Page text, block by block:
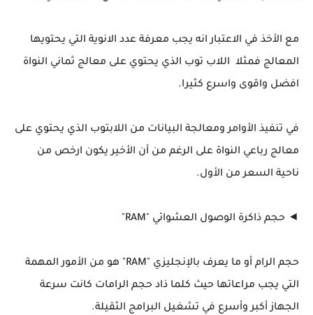
مع الأخذ في الاعتبار انه يجب معرفة عدد الانوية التي يحتويها
المعالج فمثلا اللاب توب الذي يحتوي على معالج ثماني النواة
افضل واقوى واسرع كثيرا.
في تنفيذ الأوامر ومعالجة البيانات من اللابتوب الذي يحتوي على
معالج رباعي النواة على الرغم من أن الأخير يكون ارخص من
ناحية السعر من الأول.
◄ حجم ذاكرة الوصول العشوائي "RAM"
حجم الرام أو ما يعرف بالإنجليزي "RAM" هو من الأمور المهمة
التي يجب مراعاتها حيث كلما ذاد حجم الرامات كانت سرعة
الجهاز أكبر وأسرع في تشغيل البرامج الثقيلة.